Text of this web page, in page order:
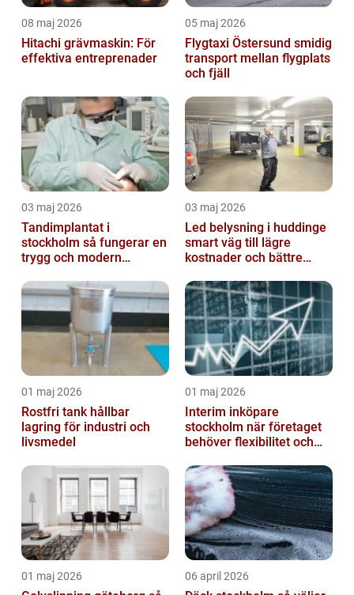
08 maj 2026
Hitachi grävmaskin: För
effektiva entreprenader
05 maj 2026
Flygtaxi Östersund smidig
transport mellan flygplats
och fjäll
03 maj 2026
Tandimplantat i
stockholm så fungerar en
trygg och modern
03 maj 2026
Led belysning i huddinge
smart väg till lägre
kostnader och bättre
01 maj 2026
Rostfri tank hållbar
lagring för industri och
livsmedel
01 maj 2026
Interim inköpare
stockholm när företaget
behöver flexibilitet och
01 maj 2026 06 april 2026